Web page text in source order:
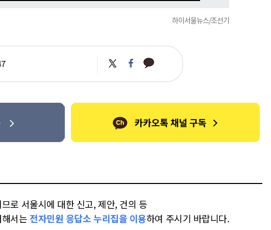
하이서울뉴스/조선기
트
위
페
이
카
카
로 서울시에 대한 신고, 제안, 건의 등
서는 전자민원 응답소 누리집을 이용하여 주시기 바랍니다.